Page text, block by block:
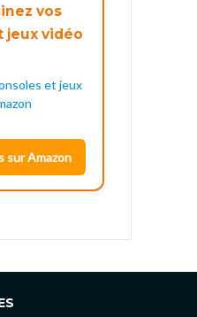
vos
jeux vidéo
sur Amazon